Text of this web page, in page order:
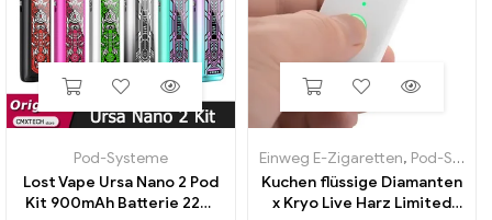
Pod-Systeme
Lost Vape Ursa Nano 2 Pod
Kit 900mAh Batterie 22W
Einweg E-Zigaretten, Pod-Systeme
Kuchen flüssige Diamanten
x Kryo Live Harz Limited